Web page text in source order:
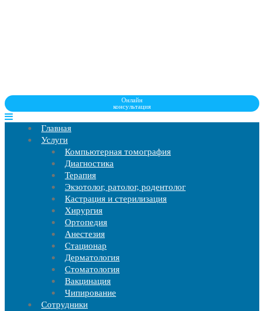
Онлайн
консультация
Главная
Услуги
Компьютерная томография
Диагностика
Терапия
Экзотолог, ратолог, родентолог
Кастрация и стерилизация
Хирургия
Ортопедия
Анестезия
Стационар
Дерматология
Стоматология
Вакцинация
Чипирование
Cотрудники